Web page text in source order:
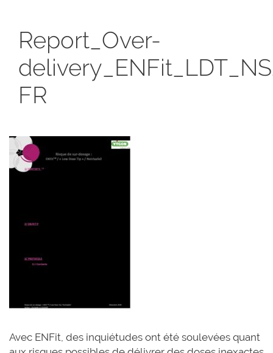
Report_Over-
FR
Avec ENFit, des inquiétudes ont été soulevées quant